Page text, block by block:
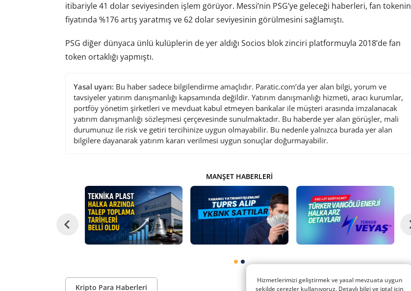
itibariyle 41 dolar seviyesinden işlem görüyor. Messi’nin PSG’ye geleceği haberleri, fan tokenin
fiyatında %176 artış yaratmış ve 62 dolar seviyesinin görülmesini sağlamıştı.
PSG diğer dünyaca ünlü kulüplerin de yer aldığı Socios blok zinciri platformuyla 2018’de fan
token ortaklığı yapmıştı.
Yasal uyarı: Bu haber sadece bilgilendirme amaçlıdır. Paratic.com’da yer alan bilgi, yorum ve
tavsiyeler yatırım danışmanlığı kapsamında değildir. Yatırım danışmanlığı hizmeti, aracı kurumlar,
portföy yönetim şirketleri ve mevduat kabul etmeyen bankalar ile müşteri arasında imzalanacak
yatırım danışmanlığı sözleşmesi çerçevesinde sunulmaktadır. Bu haberde yer alan görüşler, mali
durumunuz ile risk ve getiri tercihinize uygun olmayabilir. Bu nedenle yalnızca burada yer alan
bilgilere dayanarak yatırım kararı verilmesi uygun sonuçlar doğurmayabilir.
MANŞET HABERLERI
Kripto Para Haberleri
Hizmetlerimizi geliştirmek ve yasal mevzuata uygun
şekilde çerezler kullanıyoruz. Detaylı bilgi ve iptal için